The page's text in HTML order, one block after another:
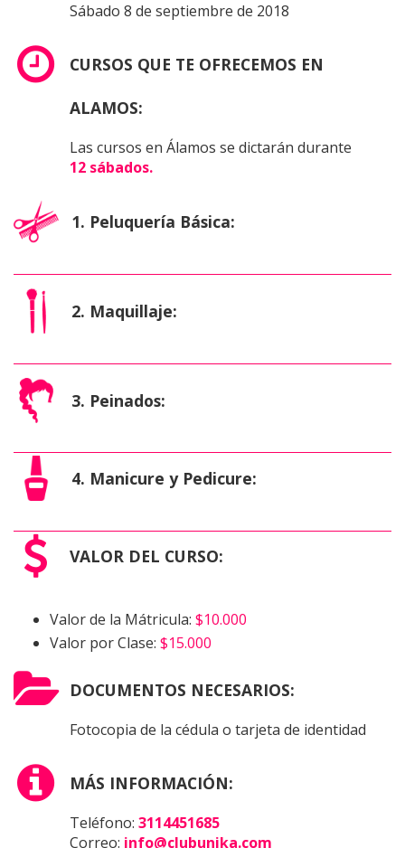
Sábado 8 de septiembre de 2018
CURSOS QUE TE OFRECEMOS EN
ALAMOS:
Las cursos en Álamos se dictarán durante
12 sábados.
1. Peluquería Básica:
2. Maquillaje:
3. Peinados:
4. Manicure y Pedicure:
VALOR DEL CURSO:
Valor de la Mátricula: $10.000
Valor por Clase: $15.000
DOCUMENTOS NECESARIOS:
Fotocopia de la cédula o tarjeta de identidad
MÁS INFORMACIÓN:
Teléfono: 3114451685
Correo: info@clubunika.com